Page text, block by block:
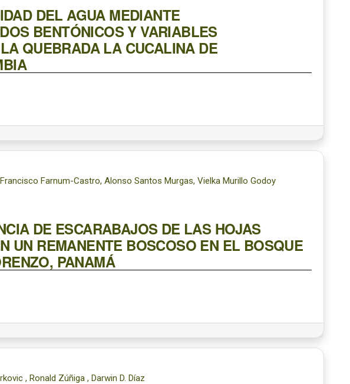
DEL AGUA MEDIANTE
BENTÓNICOS Y VARIABLES
QUEBRADA LA CUCALINA DE
Farnum-Castro, Alonso Santos Murgas, Vielka Murillo Godoy
DE ESCARABAJOS DE LAS HOJAS
UN REMANENTE BOSCOSO EN EL BOSQUE
PANAMÁ
, Ronald Zúñiga , Darwin D. Díaz